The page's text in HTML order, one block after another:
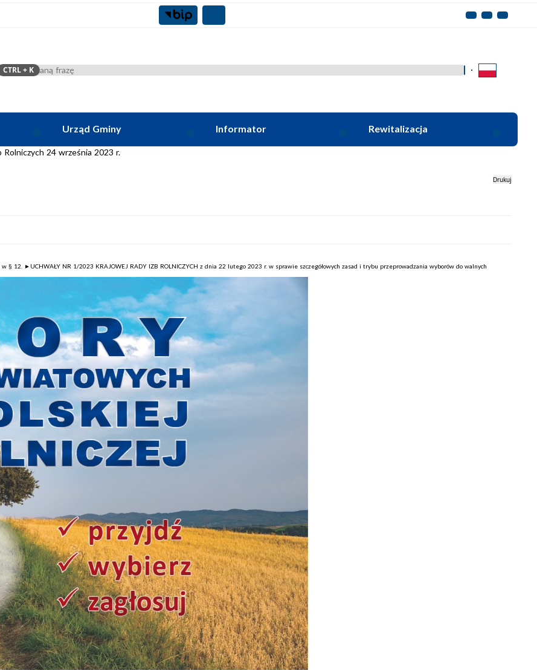
CTRL+ K
Kliknij aby wyszukać za
Urząd Gminy Informator Rewitalizacja
Rolniczych 24 września 2023 r.
Drukuj
§ 12. ►UCHWAŁY NR 1/2023 KRAJOWEJ RADY IZB ROLNICZYCH z dnia 22 lutego 2023 r. w sprawie szczegółowych zasad i trybu przeprowadzania wyborów do walnych